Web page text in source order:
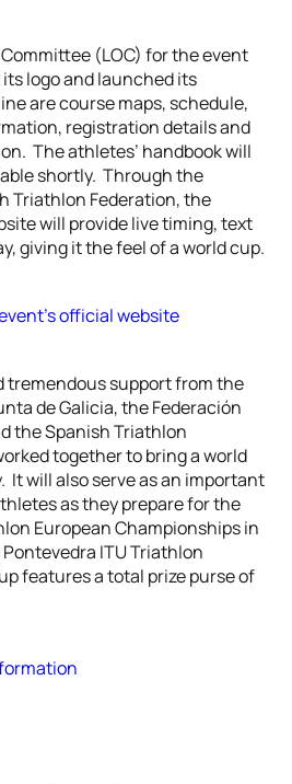
(LOC) for the event
logo and launched its
are course maps, schedule,
registration details and
The athletes’ handbook will
shortly. Through the
Triathlon Federation, the
will provide live timing, text
giving it the feel of a world cup.
official website
tremendous support from the
de Galicia, the Federación
the Spanish Triathlon
together to bring a world
It will also serve as an important
as they prepare for the
European Championships in
ITU Triathlon
features a total prize purse of